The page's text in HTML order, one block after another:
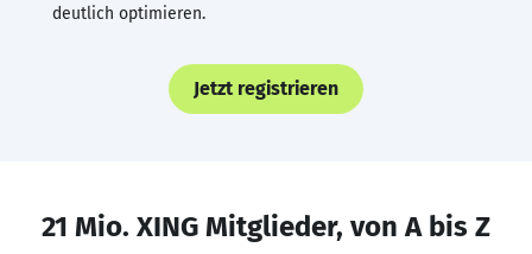
deutlich optimieren.
Jetzt registrieren
21 Mio. XING Mitglieder, von A bis Z